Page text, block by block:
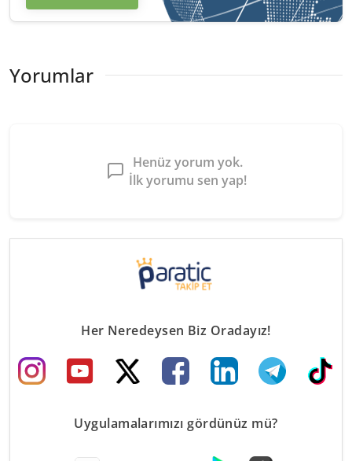
Yorumlar
Henüz yorum yok.
İlk yorumu sen yap!
Her Neredeysen Biz Oradayız!
Uygulamalarımızı gördünüz mü?